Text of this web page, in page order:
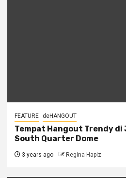
FEATURE deHANGOUT
Tempat Hangout Trendy
South Quarter Dome
3 years ago Regina Hapiz